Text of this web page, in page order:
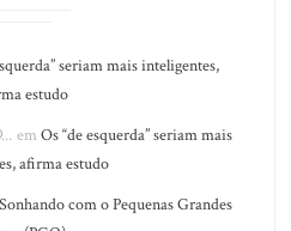
seriam mais inteligentes,
estudo
em Os “de esquerda” seriam mais
afirma estudo
Sonhando com o Pequenas Grandes